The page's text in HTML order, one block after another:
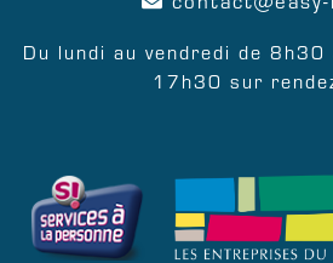
Du lundi au vendredi de
17h30 sur